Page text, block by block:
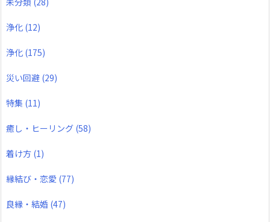
浄化 (12)
浄化 (175)
災い回避 (29)
特集 (11)
癒し・ヒーリング (58)
着け方 (1)
縁結び・恋愛 (77)
良縁・結婚 (47)